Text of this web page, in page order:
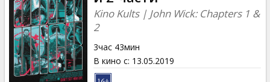
Kino Kults | John Wick: Chapters 1 &
2
3час 43мин
В кино с: 13.05.2019